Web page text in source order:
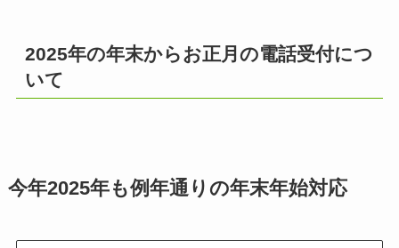
2025年の年末からお正月の電話受付につ
いて
今年2025年も例年通りの年末年始対応